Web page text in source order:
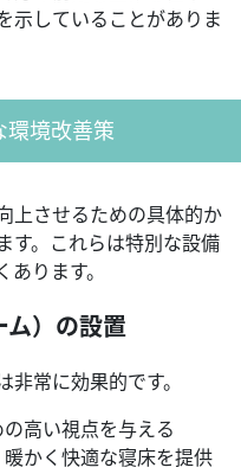
示していることがありま
環境改善策
上させるための具体的か
す。これらは特別な設備
ります。
ム）の設置
常に効果的です。
高い視点を与える
かく快適な寝床を提供